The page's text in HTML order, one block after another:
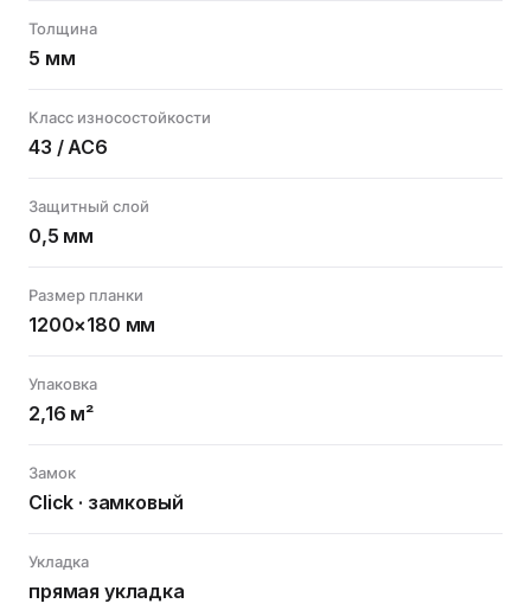
Толщина
5 мм
Класс износостойкости
43 / AC6
Защитный слой
0,5 мм
Размер планки
1200×180 мм
Упаковка
2,16 м²
Замок
Click · замковый
Укладка
прямая укладка